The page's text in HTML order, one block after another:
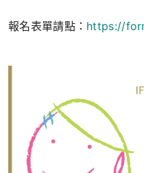
報名表單請點： https://